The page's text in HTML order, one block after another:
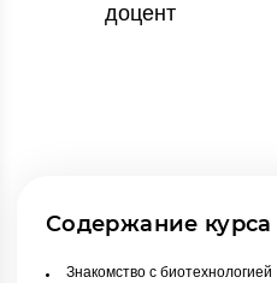
доцент
Содержание курса
Знакомство с биотехнологией